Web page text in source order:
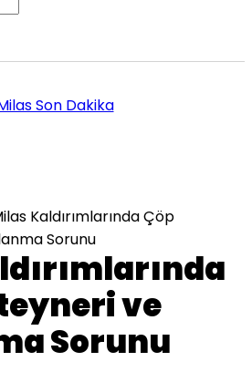
Kaldırımlarında Çöp
Sorunu
ve
Sorunu